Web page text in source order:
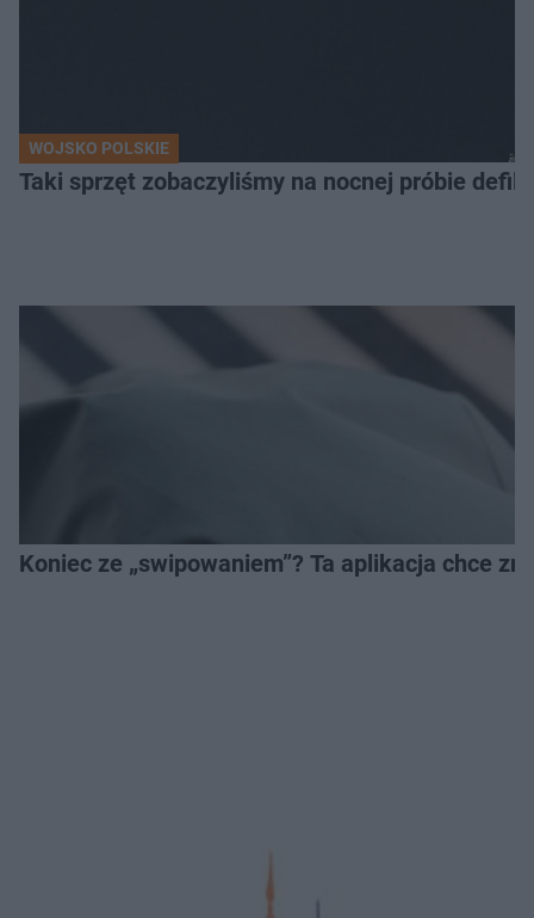
WOJSKO POLSKIE
Taki sprzęt zobaczyliśmy na nocnej próbie
Koniec ze „swipowaniem”? Ta aplikacja chce